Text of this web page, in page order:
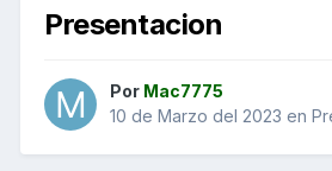
Presentacion
Por Mac7775
10 de Marzo del 2023 en